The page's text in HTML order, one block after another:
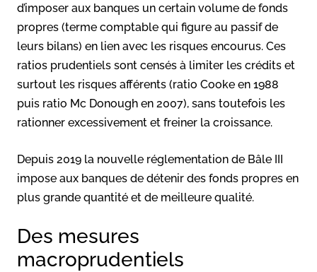
d’imposer aux banques un certain volume de fonds
propres (terme comptable qui figure au passif de
leurs bilans) en lien avec les risques encourus. Ces
ratios prudentiels sont censés à limiter les crédits et
surtout les risques afférents (ratio Cooke en 1988
puis ratio Mc Donough en 2007), sans toutefois les
rationner excessivement et freiner la croissance.
Depuis 2019 la nouvelle réglementation de Bâle III
impose aux banques de détenir des fonds propres en
plus grande quantité et de meilleure qualité.
Des mesures
macroprudentiels